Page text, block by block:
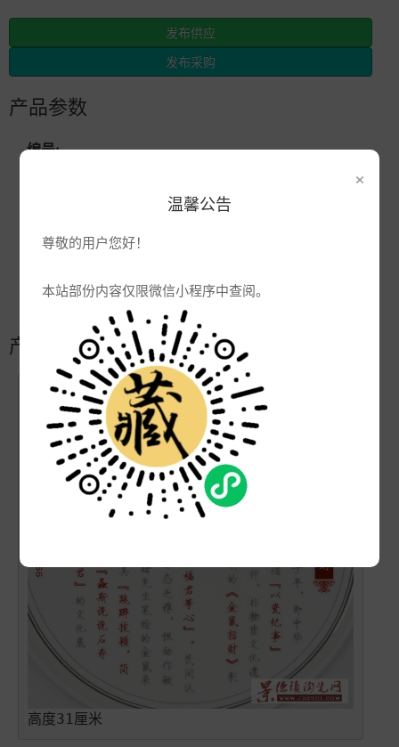
×
温馨公告
尊敬的用户您好！
本站部份内容仅限微信小程序中查阅。
发布供应
发布采购
产品参数
编号:
次数:
6240
更新:
2021-10-18 15:13:19
产品简介
高度31厘米